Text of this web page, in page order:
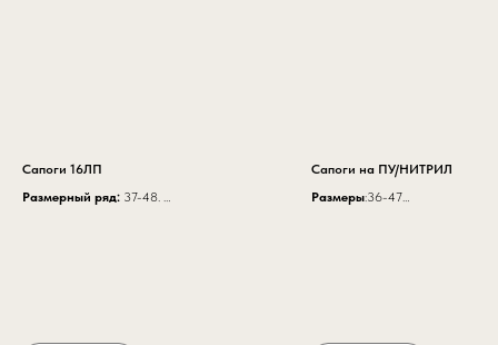
Сапоги 16ЛП
Размерный ряд: 37-48.
Сапоги на ПУ/НИТРИЛ
Размеры:36-47